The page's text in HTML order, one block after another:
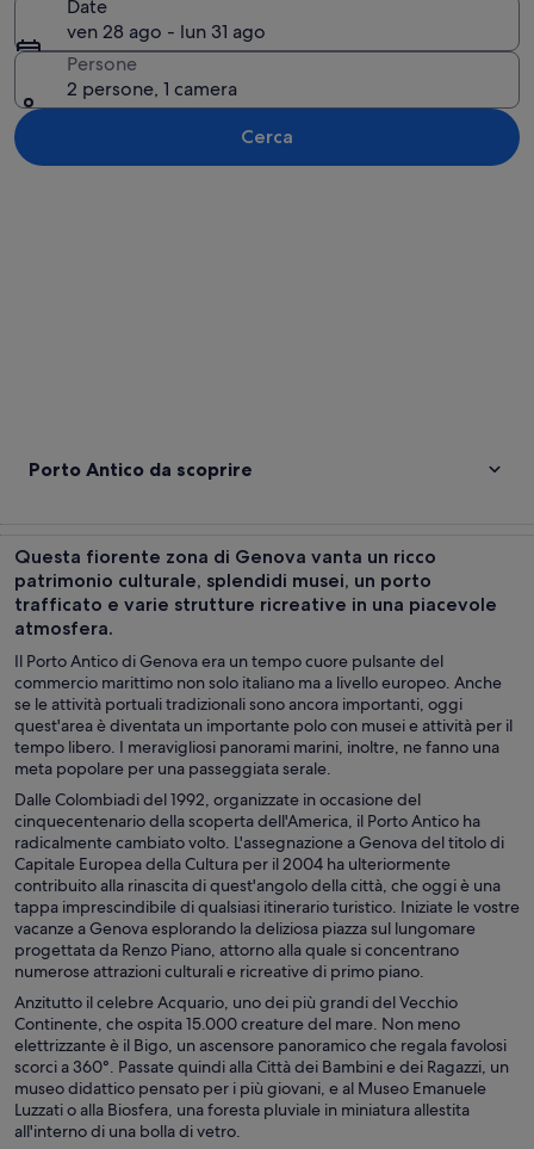
Date
ven 28 ago - lun 31 ago
Persone
2 persone, 1 camera
Cerca
Porto Antico da scoprire
Questa fiorente zona di Genova vanta un ricco
patrimonio culturale, splendidi musei, un porto
trafficato e varie strutture ricreative in una piacevole
atmosfera.
Il Porto Antico di Genova era un tempo cuore pulsante del
commercio marittimo non solo italiano ma a livello europeo. Anche
se le attività portuali tradizionali sono ancora importanti, oggi
quest'area è diventata un importante polo con musei e attività per il
tempo libero. I meravigliosi panorami marini, inoltre, ne fanno una
meta popolare per una passeggiata serale.
Dalle Colombiadi del 1992, organizzate in occasione del
cinquecentenario della scoperta dell'America, il Porto Antico ha
radicalmente cambiato volto. L'assegnazione a Genova del titolo di
Capitale Europea della Cultura per il 2004 ha ulteriormente
contribuito alla rinascita di quest'angolo della città, che oggi è una
tappa imprescindibile di qualsiasi itinerario turistico. Iniziate le vostre
vacanze a Genova esplorando la deliziosa piazza sul lungomare
progettata da Renzo Piano, attorno alla quale si concentrano
numerose attrazioni culturali e ricreative di primo piano.
Anzitutto il celebre Acquario, uno dei più grandi del Vecchio
Continente, che ospita 15.000 creature del mare. Non meno
elettrizzante è il Bigo, un ascensore panoramico che regala favolosi
scorci a 360°. Passate quindi alla Città dei Bambini e dei Ragazzi, un
museo didattico pensato per i più giovani, e al Museo Emanuele
Luzzati o alla Biosfera, una foresta pluviale in miniatura allestita
all'interno di una bolla di vetro.